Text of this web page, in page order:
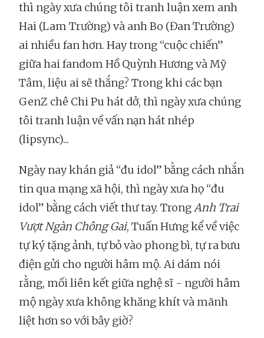
thì ngày xưa chúng tôi tranh luận xem anh
Hai (Lam Trường) và anh Bo (Đan Trường)
ai nhiều fan hơn. Hay trong “cuộc chiến”
giữa hai fandom Hồ Quỳnh Hương và Mỹ
Tâm, liệu ai sẽ thắng? Trong khi các bạn
GenZ chê Chi Pu hát dở, thì ngày xưa chúng
tôi tranh luận về vấn nạn hát nhép
(lipsync)...
Ngày nay khán giả “đu idol” bằng cách nhắn
tin qua mạng xã hội, thì ngày xưa họ “đu
idol” bằng cách viết thư tay. TrongAnh Trai
Vượt Ngàn Chông Gai, Tuấn Hưng kể về việc
tự ký tặng ảnh, tự bỏ vào phong bì, tự ra bưu
điện gửi cho người hâm mộ. Ai dám nói
rằng, mối liên kết giữa nghệ sĩ - người hâm
mộ ngày xưa không khăng khít và mãnh
liệt hơn so với bây giờ?